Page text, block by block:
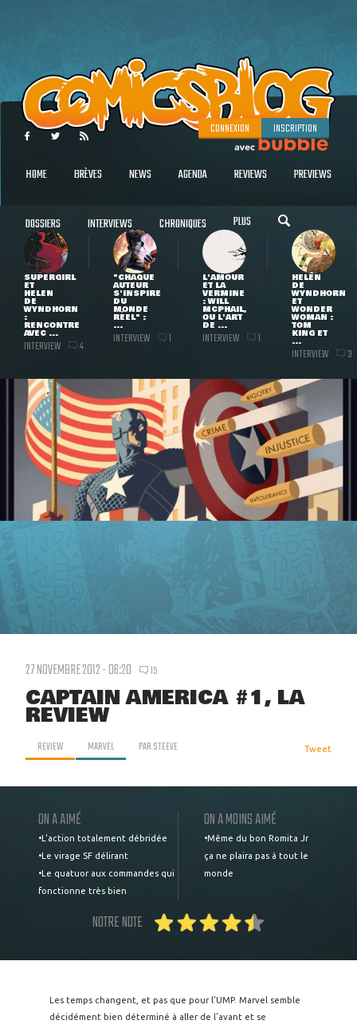
CONNEXION INSCRIPTION
HOME BRÈVES NEWS AGENDA REVIEWS PREVIEWS
DOSSIERS INTERVIEWS CHRONIQUES PLUS
SUPERGIRL
ET
HELEN
DE
WYNDHORN
:
RENCONTRE
AVEC ...
INTERVIEW 4
"CHAQUE
AUTEUR
S'INSPIRE
DU
MONDE
RÉEL" :
...
INTERVIEW 1
L'AMOUR
ET LA
VERMINE
: WILL
MCPHAIL,
OU L'ART
DE ...
INTERVIEW 1
HELEN
DE
WYNDHORN
ET
WONDER
WOMAN :
TOM
KING ET
...
INTERVIEW 3
27 NOVEMBRE 2012 - 06:20 15
CAPTAIN AMERICA #1, LA
REVIEW
REVIEW MARVEL PARSTEEVE Tweet
ON A AIMÉ
•L'action totalement débridée
•Le virage SF délirant
•Le quatuor aux commandes qui
fonctionne très bien
ON A MOINS AIMÉ
•Même du bon Romita Jr
ça ne plaira pas à tout le
monde
NOTRE NOTE
Les temps changent, et pas que pour l'UMP. Marvel semble
décidément bien déterminé à aller de l'avant et se